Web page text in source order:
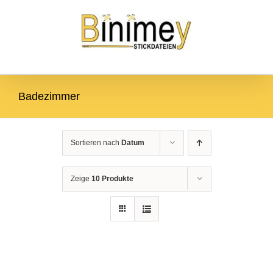
Badezimmer
Sortieren nach Datum
Zeige 10 Produkte